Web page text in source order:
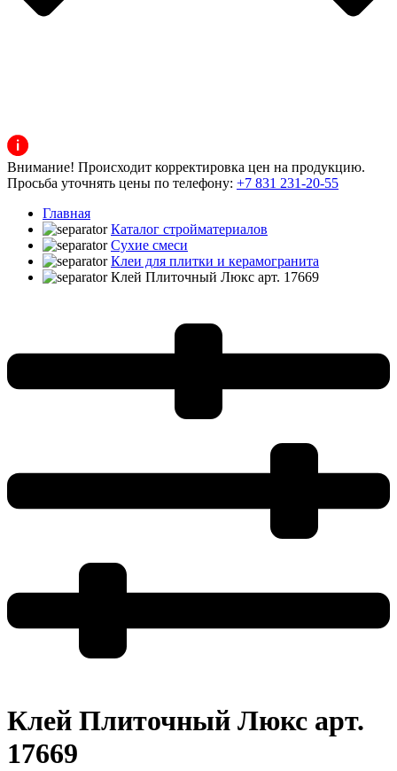
Внимание! Происходит корректировка цен на продукцию.
Просьба уточнять цены по телефону: +7 831 231-20-55
Главная
Каталог стройматериалов
Сухие смеси
Клеи для плитки и керамогранита
Клей Плиточный Люкс арт. 17669
Клей Плиточный Люкс арт.
17669